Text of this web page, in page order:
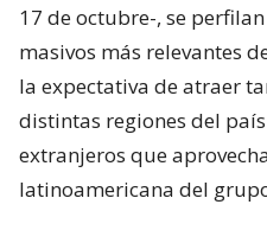
17 de octubre-, se
masivos más relevantes
la expectativa de atraer
distintas regiones del
extranjeros que
latinoamericana del